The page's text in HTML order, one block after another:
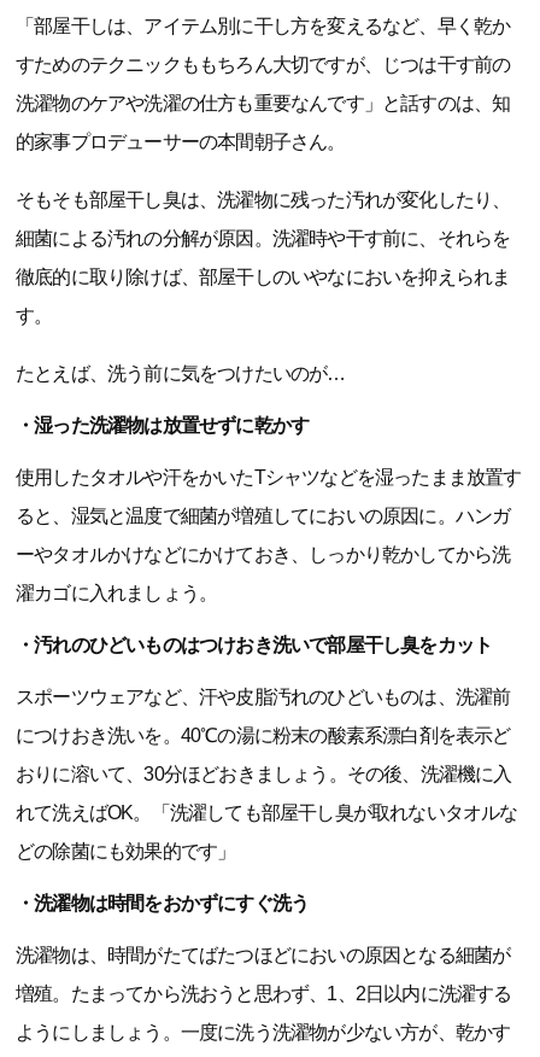
「部屋干しは、アイテム別に干し方を変えるなど、早く乾か
すためのテクニックももちろん大切ですが、じつは干す前の
洗濯物のケアや洗濯の仕方も重要なんです」と話すのは、知
的家事プロデューサーの本間朝子さん。
そもそも部屋干し臭は、洗濯物に残った汚れが変化したり、
細菌による汚れの分解が原因。洗濯時や干す前に、それらを
徹底的に取り除けば、部屋干しのいやなにおいを抑えられま
す。
たとえば、洗う前に気をつけたいのが…
・湿った洗濯物は放置せずに乾かす
使用したタオルや汗をかいたTシャツなどを湿ったまま放置す
ると、湿気と温度で細菌が増殖してにおいの原因に。ハンガ
ーやタオルかけなどにかけておき、しっかり乾かしてから洗
濯カゴに入れましょう。
・汚れのひどいものはつけおき洗いで部屋干し臭をカット
スポーツウェアなど、汗や皮脂汚れのひどいものは、洗濯前
につけおき洗いを。40℃の湯に粉末の酸素系漂白剤を表示ど
おりに溶いて、30分ほどおきましょう。その後、洗濯機に入
れて洗えばOK。「洗濯しても部屋干し臭が取れないタオルな
どの除菌にも効果的です」
・洗濯物は時間をおかずにすぐ洗う
洗濯物は、時間がたてばたつほどにおいの原因となる細菌が
増殖。たまってから洗おうと思わず、1、2日以内に洗濯する
ようにしましょう。一度に洗う洗濯物が少ない方が、乾かす